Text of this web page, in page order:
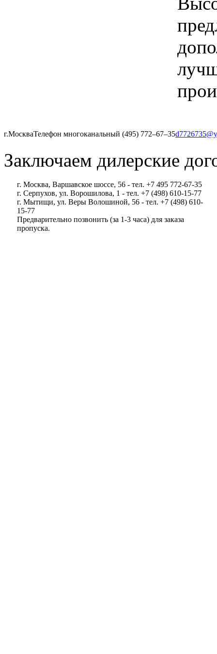
г.МоскваТелефон многоканальный (495) 772‒67‒35
Заключаем дилерские
г. Москва, Варшавское шоссе, 56 - тел. +7 495 772-67-35
г. Серпухов, ул. Ворошилова, 1 - тел. +7 (498) 610-15-77
г. Мытищи, ул. Веры Волошиной, 56 - тел. +7 (498) 610-
15-77
Предварительно позвонить (за 1-3 часа) для заказа
пропуска.